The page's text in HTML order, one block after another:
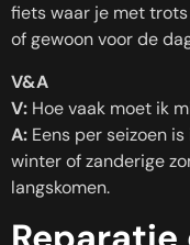
fiets waar je met
of gewoon voor de
V&A
V: Hoe vaak moet ik
A: Eens per seizoen
winter of zanderige
langskomen.